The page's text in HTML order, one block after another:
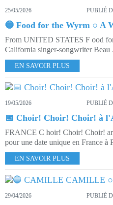
25/05/2026 PUBLIÉ
🔵 Food for the Wyrm ○ A
From UNITED STATES F ood
California singer-songwriter Beau
EN SAVOIR PLUS
19/05/2026 PUBLIÉ
📅 Choir! Choir! Choir! à
FRANCE C hoir! Choir! Choir!
pour une date unique en France à
EN SAVOIR PLUS
29/04/2026 PUBLIÉ